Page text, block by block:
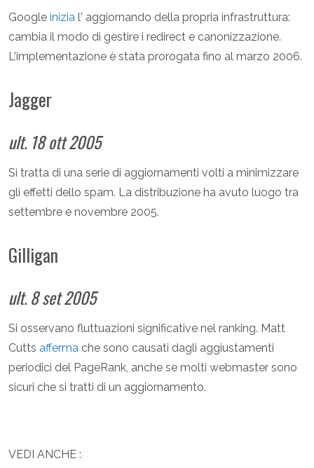
Google inizia l' aggiornando della propria infrastruttura:
cambia il modo di gestire i redirect e canonizzazione.
L'implementazione è stata prorogata fino al marzo 2006.
Jagger
ult. 18 ott 2005
Si tratta di una serie di aggiornamenti volti a minimizzare
gli effetti dello spam. La distribuzione ha avuto luogo tra
settembre e novembre 2005.
Gilligan
ult. 8 set 2005
Si osservano fluttuazioni significative nel ranking. Matt
Cutts afferma che sono causati dagli aggiustamenti
periodici del PageRank, anche se molti webmaster sono
sicuri che si tratti di un aggiornamento.
VEDI ANCHE :